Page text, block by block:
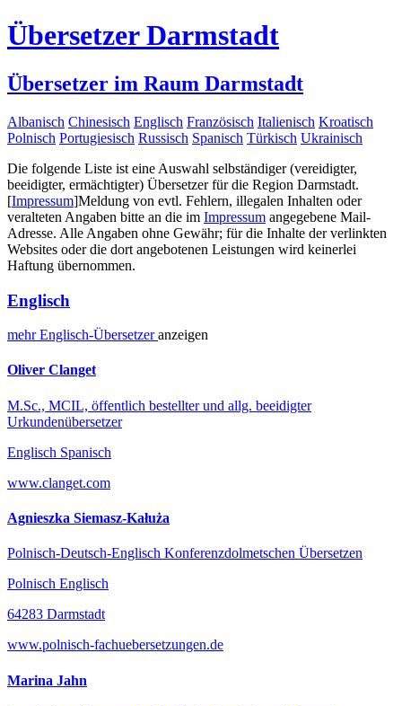
Übersetzer Darmstadt
Übersetzer im Raum Darmstadt
Albanisch Chinesisch Englisch Französisch Italienisch Kroatisch
Polnisch Portugiesisch Russisch Spanisch Türkisch Ukrainisch
Die folgende Liste ist eine Auswahl selbständiger (vereidigter,
beeidigter, ermächtigter) Übersetzer für die Region Darmstadt.
[Impressum]Meldung von evtl. Fehlern, illegalen Inhalten oder
veralteten Angaben bitte an die im Impressum angegebene Mail-
Adresse. Alle Angaben ohne Gewähr; für die Inhalte der verlinkten
Websites oder die dort angebotenen Leistungen wird keinerlei
Haftung übernommen.
Englisch
mehrEnglisch-Übersetzeranzeigen
Oliver Clanget
M.Sc., MCIL, öffentlich bestellter und allg. beeidigter
Urkundenübersetzer
Englisch Spanisch
www.clanget.com
Agnieszka Siemasz-Kałuża
Polnisch-Deutsch-Englisch Konferenzdolmetschen Übersetzen
Polnisch Englisch
64283 Darmstadt
www.polnisch-fachuebersetzungen.de
Marina Jahn